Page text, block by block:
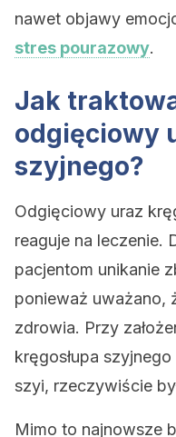
nawet objawy
stres pourazowy.
Jak
odgięciowy
szyjnego?
Odgięciowy uraz
reaguje na leczenie.
pacjentom unikanie
ponieważ uważano,
zdrowia. Przy
kręgosłupa
szyi, rzeczywiście
Mimo to najnowsze